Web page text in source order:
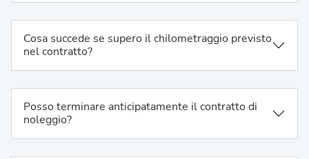
Cosa succede se supero il chilometraggio previsto
nel contratto?
Posso terminare anticipatamente il contratto di
noleggio?